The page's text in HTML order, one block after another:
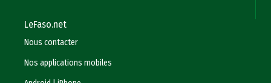
LeFaso.net
Nous contacter
Nos applications mobiles